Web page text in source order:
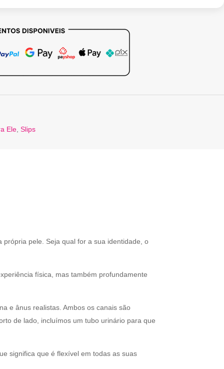
Ele, Slips
pele. Seja qual for a sua identidade, o
física, mas também profundamente
e ânus realistas. Ambos os canais são
de lado, incluímos um tubo urinário para que
significa que é flexível em todas as suas